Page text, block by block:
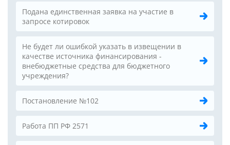
Подана единственная заявка на участие в
запросе котировок
Не будет ли ошибкой указать в извещении в
качестве источника финансирования -
внебюджетные средства для бюджетного
учреждения?
Постановление №102
Работа ПП РФ 2571